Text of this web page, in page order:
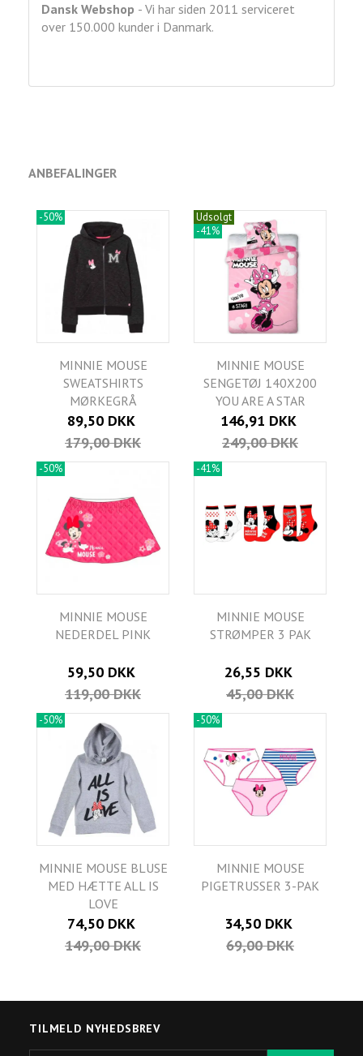
Dansk Webshop - Vi har siden 2011 serviceret
over 150.000 kunder i Danmark.
ANBEFALINGER
-50%
MINNIE MOUSE
SWEATSHIRTS
MØRKEGRÅ
89,50 DKK
179,00 DKK
Udsolgt
-41%
MINNIE MOUSE
SENGETØJ 140X200
YOU ARE A STAR
146,91 DKK
249,00 DKK
-50%
MINNIE MOUSE
NEDERDEL PINK
59,50 DKK
119,00 DKK
-41%
MINNIE MOUSE
STRØMPER 3 PAK
26,55 DKK
45,00 DKK
-50%
MINNIE MOUSE BLUSE
MED HÆTTE ALL IS
LOVE
74,50 DKK
149,00 DKK
-50%
MINNIE MOUSE
PIGETRUSSER 3-PAK
34,50 DKK
69,00 DKK
TILMELD NYHEDSBREV